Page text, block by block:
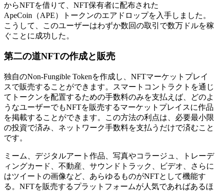
からNFTを借りて、NFT保有者に配布された
ApeCoin（APE）トークンのエアドロップを入手しました。
こうして、このユーザーはわずか数回の取引で数万ドルを稼
ぐことに成功した。
第二の道NFTの作成と販売
独自のNon-Fungible Tokenを作成し、NFTマーケットプレイ
スで販売することができます。スマートコントラクトを通じ
てトークンを配置するための手数料のみを支払えば、どのよ
うなユーザーでもNFTを販売するマーケットプレイスに作品
を掲載することができます。この方法の利点は、必要最小限
の投資で済み、ネットワーク手数料を支払うだけで済むこと
です。
ミーム、デジタルアート作品、写真やコラージュ、トレーデ
ィングカード、不動産、サウンドトラック、ビデオ、さらに
はツイートの画像など、あらゆるものがNFTとして機能す
る。NFTを販売するプラットフォームが人気であればあるほ